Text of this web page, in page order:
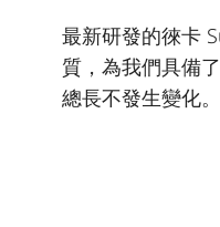
最新研發的徠卡
質，為我們具備
總長不發生變化。